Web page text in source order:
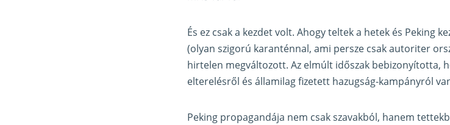
És ez csak a kezdet volt. Ahogy teltek a hetek és Peking
(olyan szigorú karanténnal, ami persze csak autoriter
hirtelen megváltozott. Az elmúlt időszak bebizonyította,
elterelésről és államilag fizetett hazugság-kampányról
Peking propagandája nem csak szavakból, hanem